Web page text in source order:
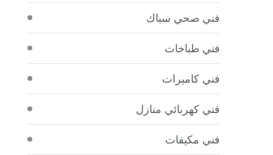
فني صحي سباك
فني طباخات
فني كاميرات
فني كهربائي منازل
فني مكيفات